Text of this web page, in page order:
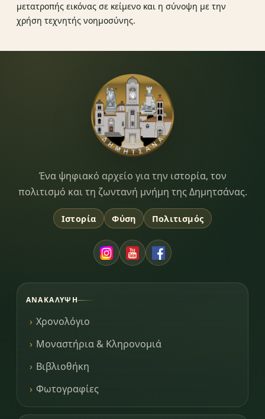
μετατροπής εικόνας σε κείμενο και η σύνοψη με την
χρήση τεχνητής νοημοσύνης.
Dimitsana.gr
Ένα ψηφιακό αρχείο για την ιστορία, τον
πολιτισμό και τη ζωντανή μνήμη της Δημητσάνας.
Ιστορία Φύση Πολιτισμός
ΑΝΑΚΆΛΥΨΗ
Χρονολόγιο
Μοναστήρια & Κληρονομιά
Βιβλιοθήκη
Φωτογραφίες